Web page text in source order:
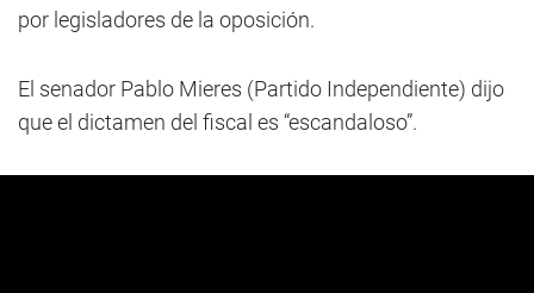
por legisladores de la oposición.
El senador Pablo Mieres (Partido Independiente) dijo
que el dictamen del fiscal es “escandaloso”.